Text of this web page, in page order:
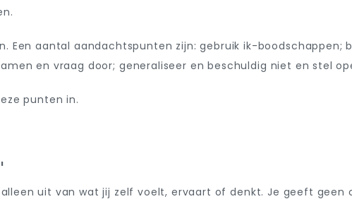
Een aantal aandachtspunten zijn: gebruik ik-boodschappen;
en vraag door; generaliseer en beschuldig niet en stel
punten in.
alleen uit van wat jij zelf voelt, ervaart of denkt. Je geeft geen